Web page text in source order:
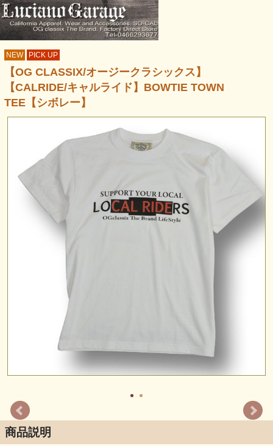
NEW PICK UP
【OG CLASSIX/オージークラシックス】
【CALRIDE/キャルライド】BOWTIE TOWN
TEE【シボレー】
商品説明